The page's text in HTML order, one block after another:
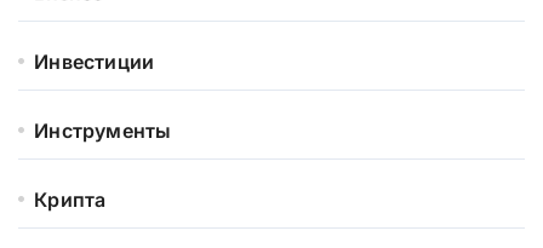
Инвестиции
Инструменты
Крипта